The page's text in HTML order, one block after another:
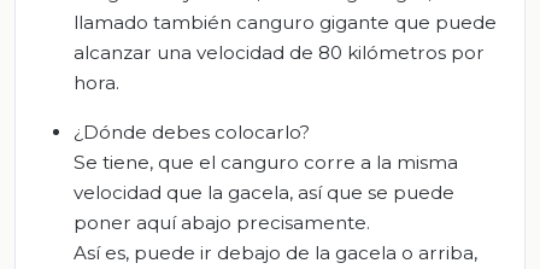
llamado también canguro gigante que puede
alcanzar una velocidad de 80 kilómetros por
hora.
¿Dónde debes colocarlo?
Se tiene, que el canguro corre a la misma
velocidad que la gacela, así que se puede
poner aquí abajo precisamente.
Así es, puede ir debajo de la gacela o arriba,